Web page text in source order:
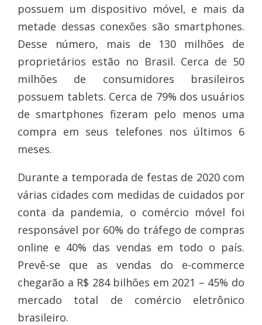
possuem um dispositivo móvel, e mais da
metade dessas conexões são smartphones.
Desse número, mais de 130 milhões de
proprietários estão no Brasil. Cerca de 50
milhões de consumidores brasileiros
possuem tablets. Cerca de 79% dos usuários
de smartphones fizeram pelo menos uma
compra em seus telefones nos últimos 6
meses.
Durante a temporada de festas de 2020 com
várias cidades com medidas de cuidados por
conta da pandemia, o comércio móvel foi
responsável por 60% do tráfego de compras
online e 40% das vendas em todo o país.
Prevê-se que as vendas do e-commerce
chegarão a R$ 284 bilhões em 2021 – 45% do
mercado total de comércio eletrônico
brasileiro.